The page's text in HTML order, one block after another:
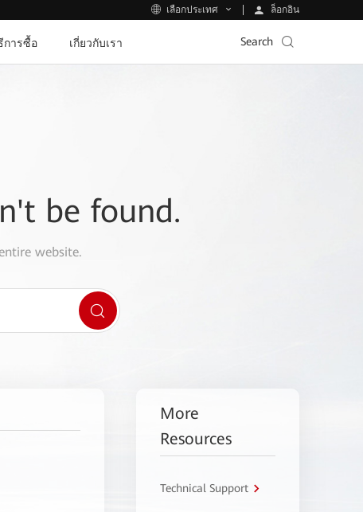
เลือกประเทศ ล็อกอิน
การซื้อ เกี่ยวกับเรา Search
be found.
website.
More
Resources
Technical Support